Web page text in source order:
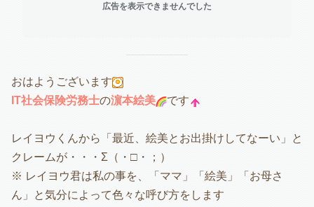
広告を表示できませんでした
おはようございます
IT社会保険労務士の濵本絵美 です
レイヨウくんから「最近、絵美とお出掛けしてなーい」と
クレームが・・・Σ（・□・；）
※ レイヨウ君は私の事を、「ママ」「絵美」「お母さ
ん」と気分によって色々な呼び方をします